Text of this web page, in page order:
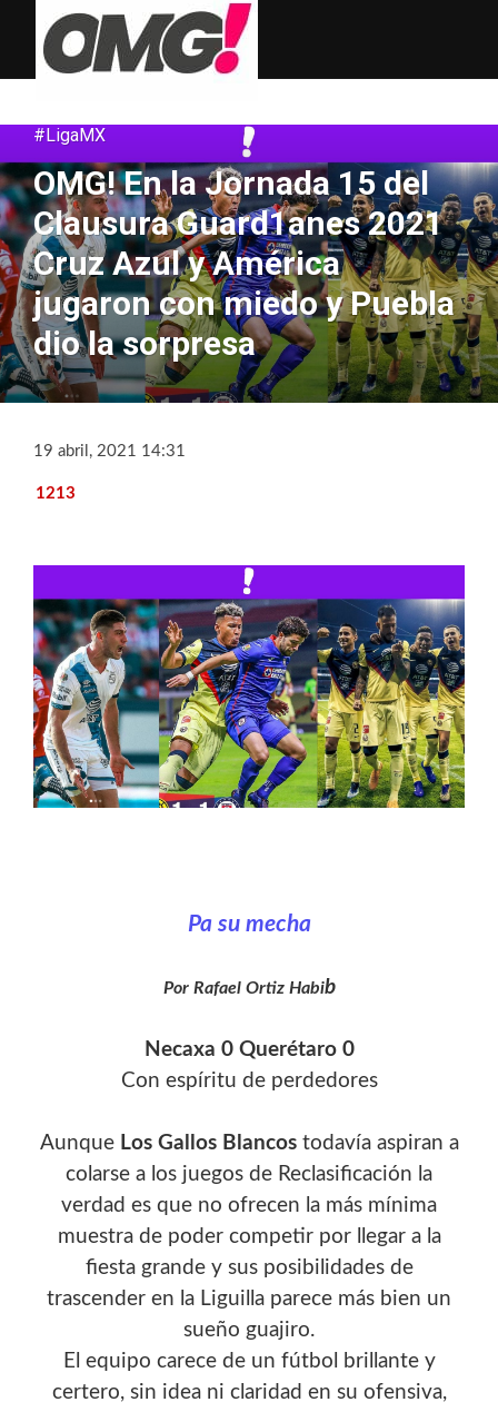
#LigaMX
OMG! En la Jornada 15 del
Clausura Guard1anes 2021
Cruz Azul y América
jugaron con miedo y Puebla
dio la sorpresa
19 abril, 2021 14:31
1213
Pa su mecha
Por Rafael Ortiz Habib
Necaxa 0 Querétaro 0
Con espíritu de perdedores
Aunque Los Gallos Blancostodavía aspiran a
colarse a los juegos de Reclasificación la
verdad es que no ofrecen la más mínima
muestra de poder competir por llegar a la
fiesta grande y sus posibilidades de
trascender en la Liguilla parece más bien un
sueño guajiro.
El equipo carece de un fútbol brillante y
certero, sin idea ni claridad en su ofensiva,